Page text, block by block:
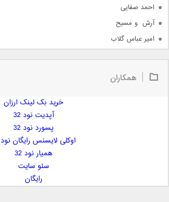
احمد صفایی
آرش  و مسیح
امیر عباس گلاب
امیر علی
همکاران
خرید بک لینک ارزان
آپدیت نود 32
پسورد نود 32
اوکلی لایسنس رایگان نود 32
همیار نود 32
سئو سایت
رایگان